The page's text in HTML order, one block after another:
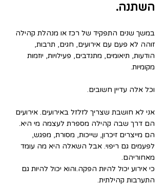
השתנה.
במשך שנים התפקיד של רכז או מנהלת קהילה
זוהה לא פעם עם אירועים, חגים, תרבות,
הודעות, תיאומים, מתנדבים, פעילויות, יוזמות
מקומיות.
וכל אלה עדיין חשובים.
אני לא חושבת שצריך לזלזל באירועים. אירועים
הם דרך שבה קהילה מספרת לעצמה מי היא.
הם מייצרים זיכרון, שייכות, מסורת, מפגש,
לפעמים גם ריפוי. אבל השאלה היא מה עומד
מאחוריהם.
כי אירוע יכול להיות הפקה.והוא יכול להיות גם
התערבות קהילתית.